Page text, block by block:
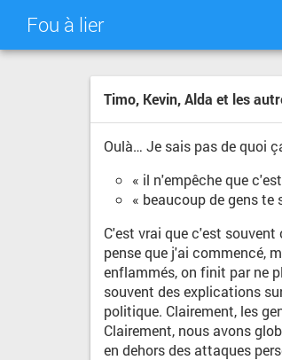
Fou à lier
Timo, Kevin, Alda et les
Oulà… Je sais pas de quoi
« il n'empêche que
« beaucoup de gens te
C'est vrai que c'est
pense que j'ai commencé,
enflammés, on finit par ne
souvent des explications
politique. Clairement, les
Clairement, nous avons
en dehors des attaques